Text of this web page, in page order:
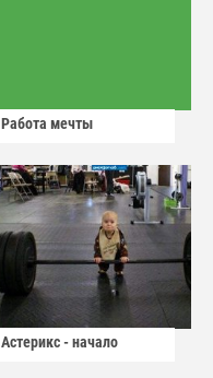
Работа мечты
Астерикс - начало